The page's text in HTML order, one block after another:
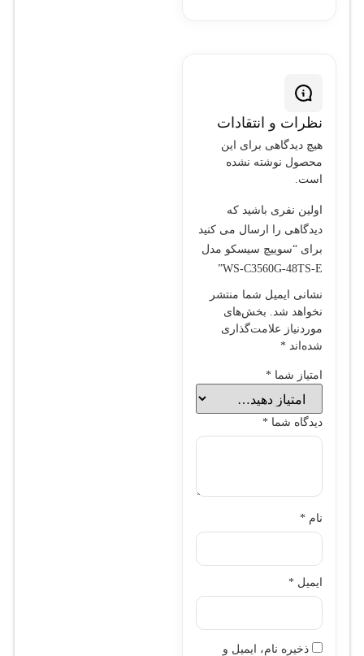
نظرات و انتقادات
هیچ دیدگاهی برای این
محصول نوشته نشده
است.
اولین نفری باشید که
دیدگاهی را ارسال می کنید
برای “سوييچ سيسکو مدل
WS-C3560G-48TS-E”
نشانی ایمیل شما منتشر
نخواهد شد.
بخش‌های
موردنیاز علامت‌گذاری
شده‌اند *
امتیاز شما *
دیدگاه شما *
نام *
ایمیل *
ذخیره نام، ایمیل و